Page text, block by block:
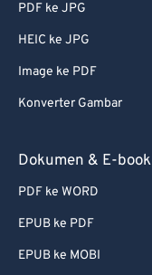
PDF ke JPG
HEIC ke JPG
Image ke PDF
Konverter Gambar
Dokumen & E-book
PDF ke WORD
EPUB ke PDF
EPUB ke MOBI